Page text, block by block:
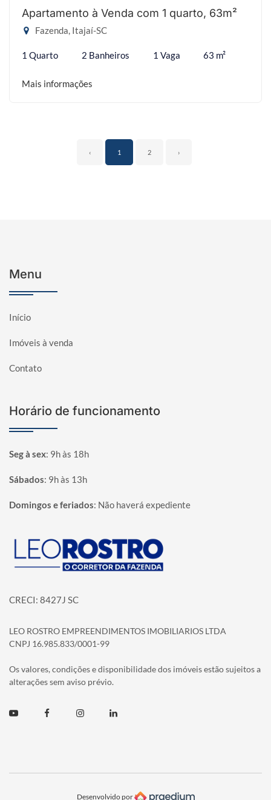
Apartamento à Venda com 1 quarto, 63m²
Fazenda, Itajaí-SC
1 Quarto 2 Banheiros 1 Vaga 63 m²
Mais informações
‹ 1 2 ›
Menu
Início
Imóveis à venda
Contato
Horário de funcionamento
Seg à sex: 9h às 18h
Sábados: 9h às 13h
Domingos e feriados: Não haverá expediente
Página inicial
CRECI: 8427J SC
LEO ROSTRO EMPREENDIMENTOS IMOBILIARIOS LTDA
CNPJ 16.985.833/0001-99
Os valores, condições e disponibilidade dos imóveis estão sujeitos a
alterações sem aviso prévio.
Youtube FacebookInstagramLinkedin
Desenvolvido por